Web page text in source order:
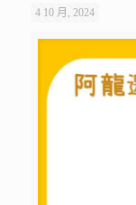
4 10 月, 2024